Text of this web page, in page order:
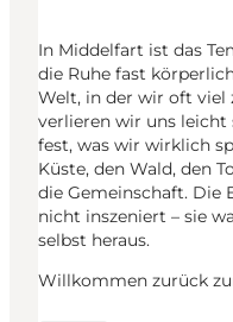
In Middelfart ist das
die Ruhe fast
Welt, in der wir oft viel
verlieren wir uns
fest, was wir wirklich
Küste, den Wald, den
die Gemeinschaft. Die
nicht inszeniert – sie
selbst heraus.
Willkommen zurück